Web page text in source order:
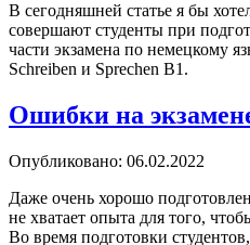
В сегодняшней статье я бы
совершают студенты при
части экзамена по немецкому
Schreiben и Sprechen B1.
Ошибки на
Опубликовано: 06.02.2022
Даже очень хорошо
не хватает опыта для того,
Во время подготовки